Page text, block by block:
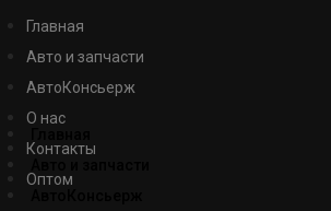
Главная
Авто и запчасти
АвтоКонсьерж
О нас
Контакты
Оптом